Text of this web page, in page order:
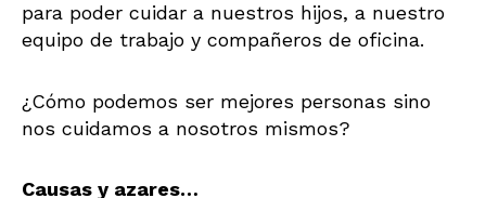
para poder cuidar a nuestros hijos, a nuestro
equipo de trabajo y compañeros de oficina.
¿Cómo podemos ser mejores personas sino
nos cuidamos a nosotros mismos?
Causas y azares…